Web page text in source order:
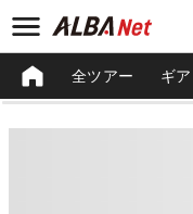
全ツアー ギア